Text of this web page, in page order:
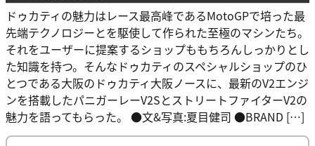
ドゥカティの魅力はレース最高峰であるMotoGPで培った最
先端テクノロジーとを駆使して作られた至極のマシンたち。
それをユーザーに提案するショップももちろんしっかりとし
た知識を持つ。そんなドゥカティのスペシャルショップのひ
とつである大阪のドゥカティ大阪ノースに、最新のV2エンジ
ンを搭載したパニガーレーV2SとストリートファイターV2の
魅力を語ってもらった。 ●文&写真:夏目健司 ●BRAND […]